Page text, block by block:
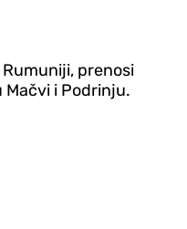
prenosi
Mačvi i Podrinju.